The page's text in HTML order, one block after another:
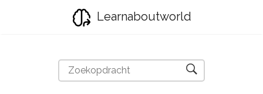
Learnaboutworld